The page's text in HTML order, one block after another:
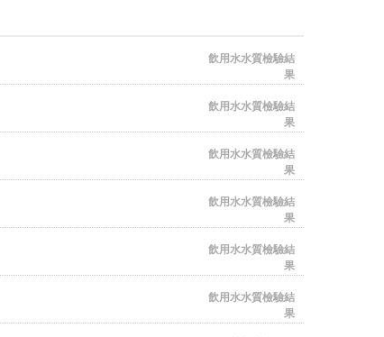
飲用水水質檢驗結
果
飲用水水質檢驗結
果
飲用水水質檢驗結
果
飲用水水質檢驗結
果
飲用水水質檢驗結
果
飲用水水質檢驗結
果